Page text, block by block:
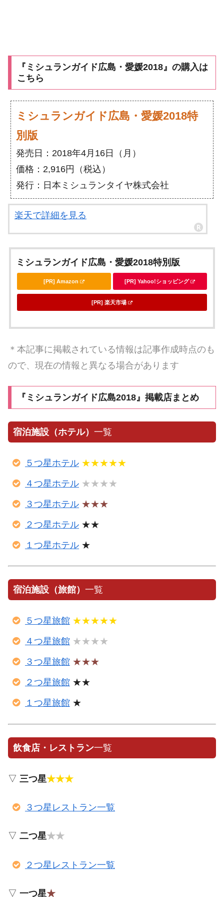
『ミシュランガイド広島・愛媛2018』の購入は
こちら
ミシュランガイド広島・愛媛2018特
別版
発売日：2018年4月16日（月）
価格：2,916円（税込）
発行：日本ミシュランタイヤ株式会社
楽天で詳細を見る
ミシュランガイド広島・愛媛2018特別版
[PR] Amazon [PR] Yahoo!ショッピング
[PR] 楽天市場
＊本記事に掲載されている情報は記事作成時点のも
ので、現在の情報と異なる場合があります
『ミシュランガイド広島2018』掲載店まとめ
宿泊施設（ホテル） 一覧
５つ星ホテル ★★★★★
４つ星ホテル ★★★★
３つ星ホテル ★★★
２つ星ホテル ★★
１つ星ホテル ★
宿泊施設（旅館） 一覧
５つ星旅館 ★★★★★
４つ星旅館 ★★★★
３つ星旅館 ★★★
２つ星旅館 ★★
１つ星旅館 ★
飲食店・レストラン一覧
▽ 三つ星★★★
３つ星レストラン一覧
▽ 二つ星★★
２つ星レストラン一覧
▽ 一つ星★